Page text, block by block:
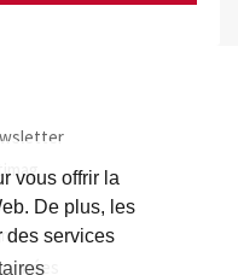
vous offrir la
De plus, les
des services